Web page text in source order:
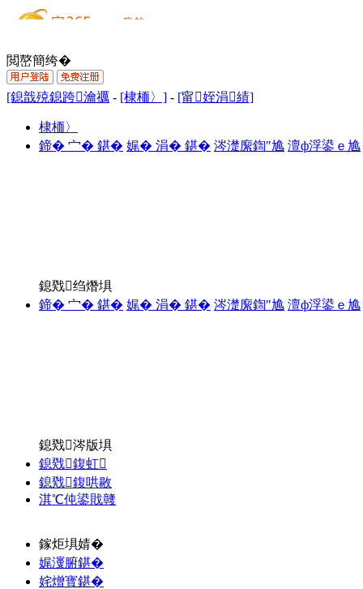
閲嶅簡绔�
[鎴戠殑鎴跨瀹禲 - [棣栭〉] - [甯姪涓績]
棣栭〉
鍗� 宀� 鍖� 娓� 涓� 鍖� 涔濋緳鍧″尯 澶ф浮鍙ｅ尯
鎴戣绉熸埧
鍗� 宀� 鍖� 娓� 涓� 鍖� 涔濋緳鍧″尯 澶ф浮鍙ｅ尯
鎴戣涔版埧
鎴戣鍑虹
鎴戣鍑哄敭
淇℃伅鍙戝竷
鎵炬埧婧�
娓濅腑鍖�
姹熷寳鍖�